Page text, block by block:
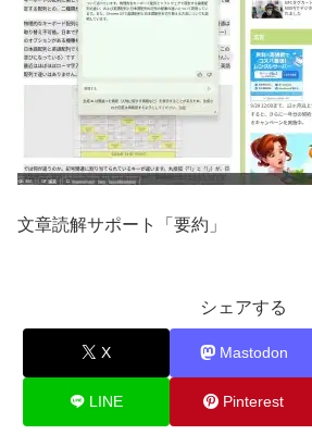
文章読解サポート「要約」
シェアする
X Mastodon
LINE Pinterest